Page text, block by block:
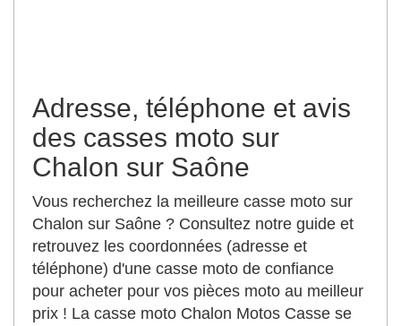
Adresse, téléphone et avis
des casses moto sur
Chalon sur Saône
Vous recherchez la meilleure casse moto sur
Chalon sur Saône ? Consultez notre guide et
retrouvez les coordonnées (adresse et
téléphone) d'une casse moto de confiance
pour acheter pour vos pièces moto au meilleur
prix ! La casse moto Chalon Motos Casse se